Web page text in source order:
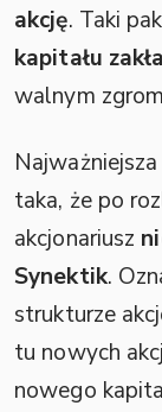
akcję. Taki
kapitału
walnym
taka, że po
akcjonariusz
Synektik.
strukturze
tu nowych
nowego